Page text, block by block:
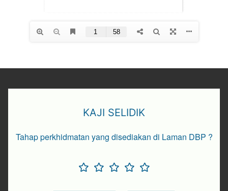
KAJI SELIDIK
Tahap perkhidmatan yang disediakan di Laman DBP ?